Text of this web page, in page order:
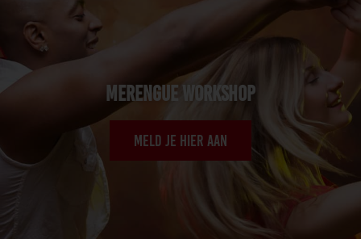
merengue workshop
Meld je hier aan